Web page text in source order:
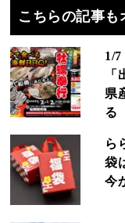
こちらの記事も
1/
県
る
ら
袋
今